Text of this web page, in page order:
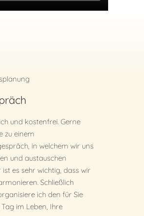
und kostenfrei. Gerne
zu einem
in welchem wir uns
und austauschen
ist es sehr wichtig, dass wir
Schließlich
ich den für Sie
im Leben, Ihre